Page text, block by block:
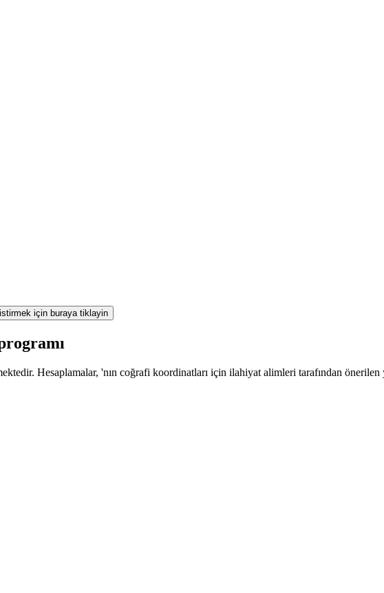
için buraya tiklayin
Hesaplamalar, 'nın coğrafi koordinatları için ilahiyat alimleri tarafından önerilen